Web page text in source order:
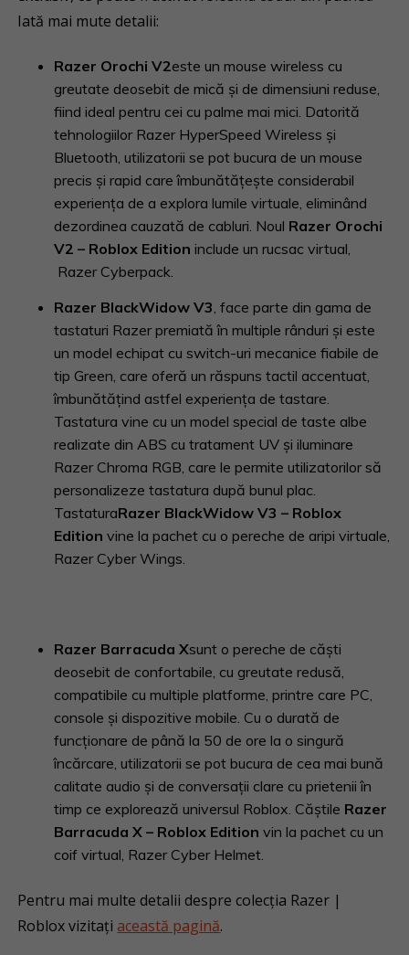
Iată mai mute detalii:
Razer Orochi V2este un mouse wireless cu
greutate deosebit de mică și de dimensiuni reduse,
fiind ideal pentru cei cu palme mai mici. Datorită
tehnologiilor Razer HyperSpeed Wireless și
Bluetooth, utilizatorii se pot bucura de un mouse
precis și rapid care îmbunătățește considerabil
experiența de a explora lumile virtuale, eliminând
dezordinea cauzată de cabluri. Noul Razer Orochi
V2 – Roblox Edition include un rucsac virtual,
Razer Cyberpack.
Razer BlackWidow V3, face parte din gama de
tastaturi Razer premiată în multiple rânduri și este
un model echipat cu switch-uri mecanice fiabile de
tip Green, care oferă un răspuns tactil accentuat,
îmbunătățind astfel experiența de tastare.
Tastatura vine cu un model special de taste albe
realizate din ABS cu tratament UV și iluminare
Razer Chroma RGB, care le permite utilizatorilor să
personalizeze tastatura după bunul plac.
TastaturaRazer BlackWidow V3 – Roblox
Edition vine la pachet cu o pereche de aripi virtuale,
Razer Cyber Wings.
Razer Barracuda Xsunt o pereche de căști
deosebit de confortabile, cu greutate redusă,
compatibile cu multiple platforme, printre care PC,
console și dispozitive mobile. Cu o durată de
funcționare de până la 50 de ore la o singură
încărcare, utilizatorii se pot bucura de cea mai bună
calitate audio și de conversații clare cu prietenii în
timp ce explorează universul Roblox. Căștile Razer
Barracuda X – Roblox Edition vin la pachet cu un
coif virtual, Razer Cyber Helmet.
Pentru mai multe detalii despre colecția Razer |
Roblox vizitațiaceastă pagină.